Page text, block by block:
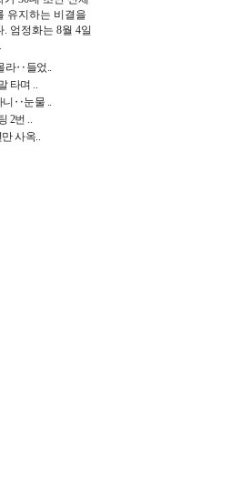
유지하는 비결을
. 엄정화는 8월 4일
라‥들었..
타며 ..
니‥눈물 ..
2번 ..
만 사옥..